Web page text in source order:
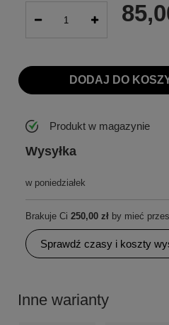
DODAJ DO
Produkt w magazynie
Wysyłka
w poniedziałek
Brakuje Ci 250,00 zł by mieć
Sprawdź czasy i koszty
Inne warianty